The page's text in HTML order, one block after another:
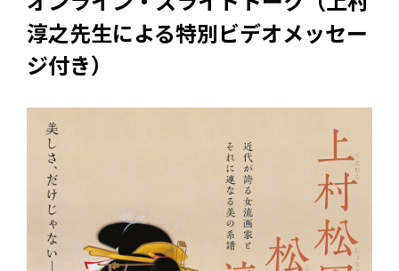
淳之先生による特別ビデオメッセー
ジ付き）